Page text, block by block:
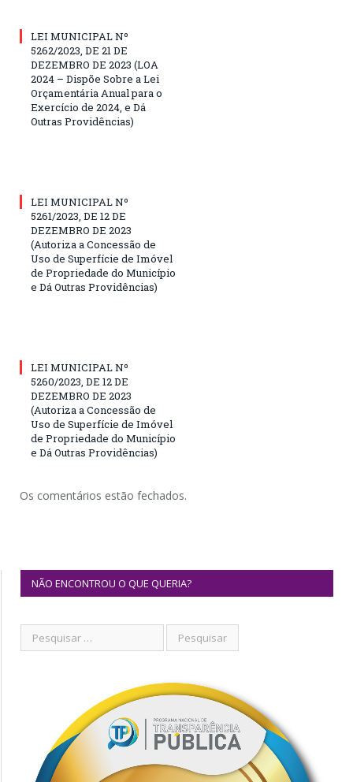
LEI MUNICIPAL Nº
5262/2023, DE 21 DE
DEZEMBRO DE 2023 (LOA
2024 – Dispõe Sobre a Lei
Orçamentária Anual para o
Exercício de 2024, e Dá
Outras Providências)
LEI MUNICIPAL Nº
5261/2023, DE 12 DE
DEZEMBRO DE 2023
(Autoriza a Concessão de
Uso de Superfície de Imóvel
de Propriedade do Município
e Dá Outras Providências)
LEI MUNICIPAL Nº
5260/2023, DE 12 DE
DEZEMBRO DE 2023
(Autoriza a Concessão de
Uso de Superfície de Imóvel
de Propriedade do Município
e Dá Outras Providências)
Os comentários estão fechados.
NÃO ENCONTROU O QUE QUERIA?